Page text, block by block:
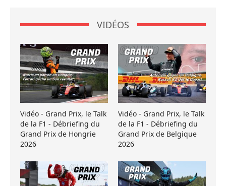
VIDÉOS
Vidéo - Grand Prix, le Talk
de la F1 - Débriefing du
Grand Prix de Hongrie
2026
Vidéo - Grand Prix, le Talk
de la F1 - Débriefing du
Grand Prix de Belgique
2026